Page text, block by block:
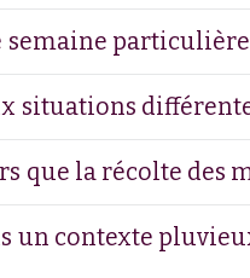
semaine
situations
que la récolte des
un contexte